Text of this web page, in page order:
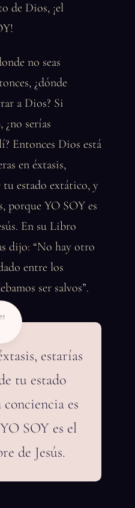
de Dios, ¡el
no seas
¿dónde
a Dios? Si
serías
Entonces Dios está
en éxtasis,
tu estado extático, y
porque YO SOY es
En su Libro
dijo: “No hay otro
entre los
ser salvos”.
”
estarías
tu estado
es
SOY es el
de Jesús.